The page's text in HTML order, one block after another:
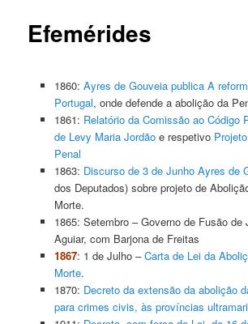
Efemérides
1860: Ayres de Gouveia publica A
Portugal, onde defende a abolição da
1861: Relatório da Comissão ao Código
de Levy Maria Jordãoe respetivo
Penal
1863: Discurso de 3 de Junho Ayres de
dos Deputados) sobre projeto de
Morte.
1865: Setembro – Governo de Fusão de
Aguiar, com Barjona de Freitas
1867: 1 de Julho –Carta de Lei da
Morte.
1870: Decreto da extensão da abolição
para crimes civis, às províncias